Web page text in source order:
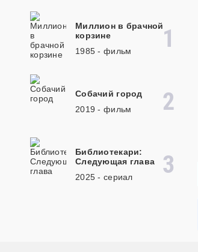
Миллион в брачной
корзине
1985 - фильм
Собачий город
2019 - фильм
Библиотекари:
Следующая глава
2025 - cериал